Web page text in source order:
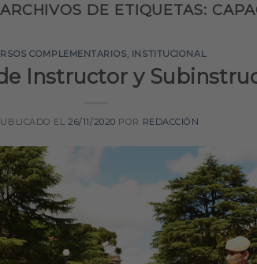
ARCHIVOS DE ETIQUETAS:
COMPLEMENTARIOS, INSTITUCIONAL
Instructor y
EL 26/11/2020 POR REDACCIÓN